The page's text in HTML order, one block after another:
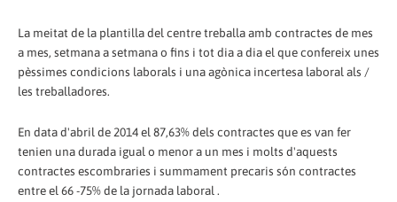
La meitat de la plantilla del centre treballa amb contractes de mes
a mes, setmana a setmana o fins i tot dia a dia el que confereix unes
pèssimes condicions laborals i una agònica incertesa laboral als /
les treballadores.
En data d'abril de 2014 el 87,63% dels contractes que es van fer
tenien una durada igual o menor a un mes i molts d'aquests
contractes escombraries i summament precaris són contractes
entre el 66 -75% de la jornada laboral .